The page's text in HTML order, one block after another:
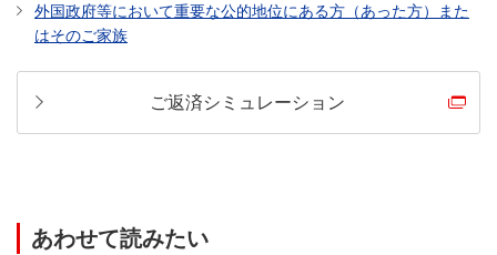
事前審査申し込み”後”に口座開設された場合、再申込
（もしくはご来店）が必要となります。
申込状況によっては平日午前中のお申し込みでも翌営業日
以降、また、祝日・休日等にお申し込みの場合、さらに日
てはご希望にそいかねる場合があります。
外国政府等において重要な公的地位にある方（あった方）また
はそのご家族
ご返済シミュレーション
あわせて読みたい